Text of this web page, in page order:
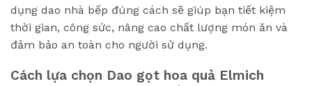
dụng dao nhà bếp đúng cách sẽ giúp bạn tiết kiệm
thời gian, công sức, nâng cao chất lượng món ăn và
đảm bảo an toàn cho người sử dụng.
Cách lựa chọn Dao gọt hoa quả Elmich